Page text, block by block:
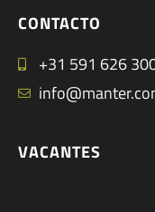
CONTACTO
+31 591 626
VACANTES